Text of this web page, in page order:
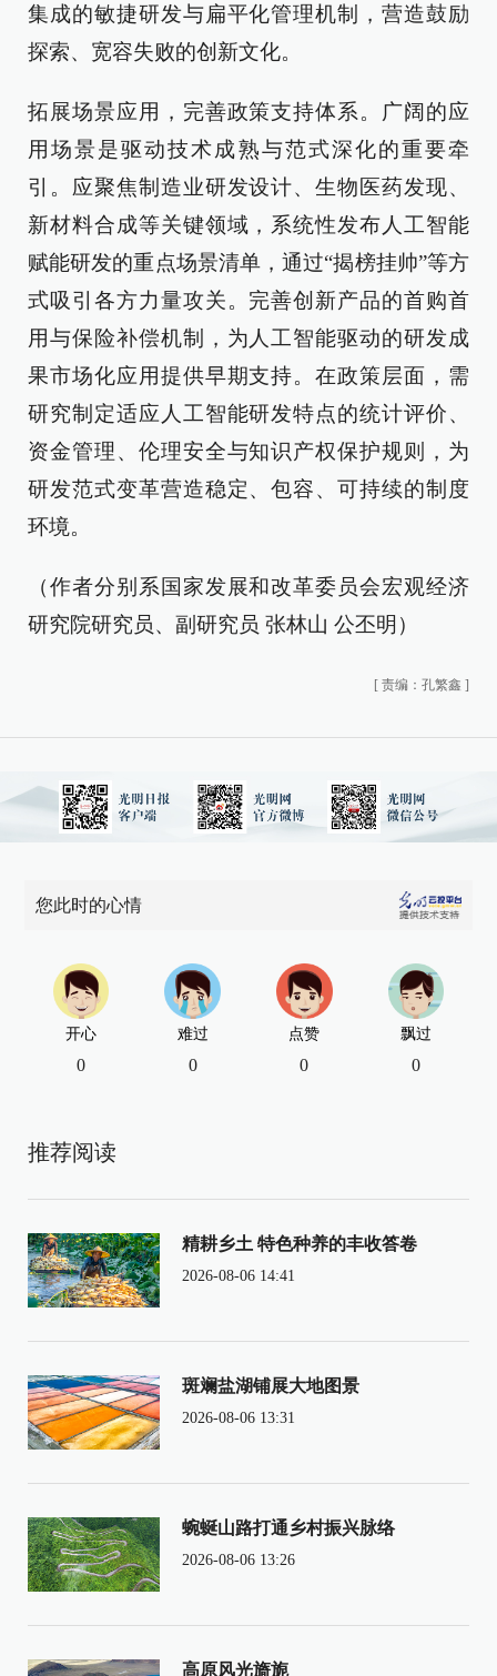
集成的敏捷研发与扁平化管理机制，营造鼓励
探索、宽容失败的创新文化。
拓展场景应用，完善政策支持体系。广阔的应
用场景是驱动技术成熟与范式深化的重要牵
引。应聚焦制造业研发设计、生物医药发现、
新材料合成等关键领域，系统性发布人工智能
赋能研发的重点场景清单，通过“揭榜挂帅”等方
式吸引各方力量攻关。完善创新产品的首购首
用与保险补偿机制，为人工智能驱动的研发成
果市场化应用提供早期支持。在政策层面，需
研究制定适应人工智能研发特点的统计评价、
资金管理、伦理安全与知识产权保护规则，为
研发范式变革营造稳定、包容、可持续的制度
环境。
（作者分别系国家发展和改革委员会宏观经济
研究院研究员、副研究员 张林山 公丕明）
[ 责编：孔繁鑫 ]
您此时的心情
开心
0
难过
0
点赞
0
飘过
0
推荐阅读
精耕乡土 特色种养的丰收答卷
2026-08-06 14:41
斑斓盐湖铺展大地图景
2026-08-06 13:31
蜿蜒山路打通乡村振兴脉络
2026-08-06 13:26
高原风光旖旎